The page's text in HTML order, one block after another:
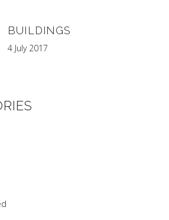
BUILDINGS
4 July 2017